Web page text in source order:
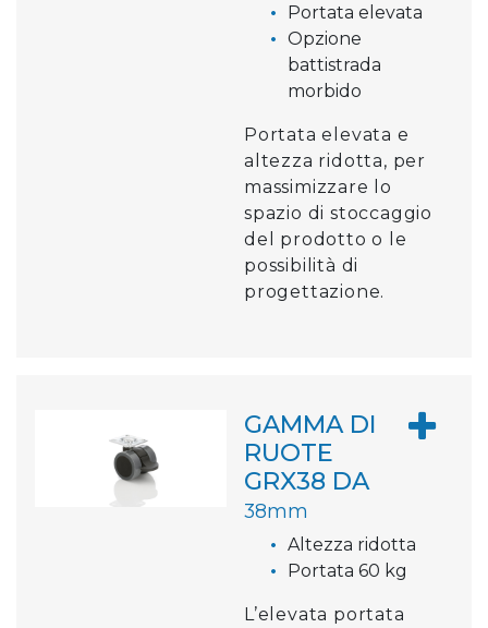
Portata elevata
Opzione
battistrada
morbido
Portata elevata e
altezza ridotta, per
massimizzare lo
spazio di stoccaggio
del prodotto o le
possibilità di
progettazione.
GAMMA DI
RUOTE
GRX38 DA
38mm
Altezza ridotta
Portata 60 kg
L’elevata portata